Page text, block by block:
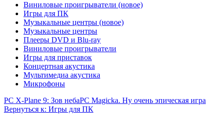
Виниловые проигрыватели (новое)
Игры для ПК
Музыкальные центры (новое)
Музыкальные центры
Плееры DVD и Blu-ray
Виниловые проигрыватели
Игры для приставок
Концертная акустика
Мультимедиа акустика
Микрофоны
PC X-Plane 9: Зов небаPC Magicka. Ну очень эпическая игра
Вернуться к: Игры для ПК